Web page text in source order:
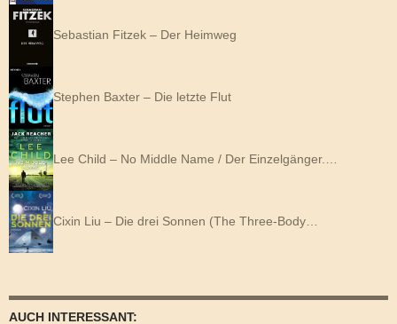
Sebastian Fitzek – Der Heimweg
Stephen Baxter – Die letzte Flut
Lee Child – No Middle Name / Der Einzelgänger.…
Cixin Liu – Die drei Sonnen (The Three-Body…
AUCH INTERESSANT: